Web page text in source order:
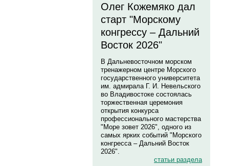
Олег Кожемяко дал
старт "Морскому
конгрессу – Дальний
Восток 2026"
В Дальневосточном морском
тренажерном центре Морского
государственного университета
им. адмирала Г. И. Невельского
во Владивостоке состоялась
торжественная церемония
открытия конкурса
профессионального мастерства
"Море зовет 2026", одного из
самых ярких событий "Морского
конгресса – Дальний Восток
2026".
статьи раздела